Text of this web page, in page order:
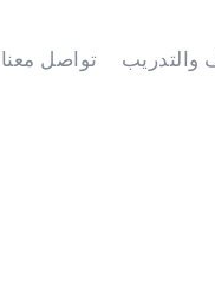
والتدريب تواصل معنا